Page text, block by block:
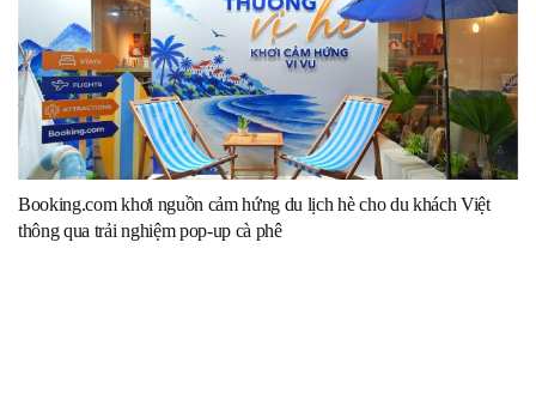
Booking.com khơi nguồn cảm hứng du lịch hè cho du khách Việt
thông qua trải nghiệm pop-up cà phê